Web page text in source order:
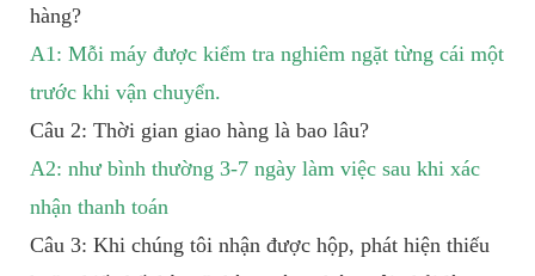
hàng?
A1: Mỗi máy được kiểm tra nghiêm ngặt từng cái một
trước khi vận chuyển.
Câu 2: Thời gian giao hàng là bao lâu?
A2: như bình thường 3-7 ngày làm việc sau khi xác
nhận thanh toán
Câu 3: Khi chúng tôi nhận được hộp, phát hiện thiếu